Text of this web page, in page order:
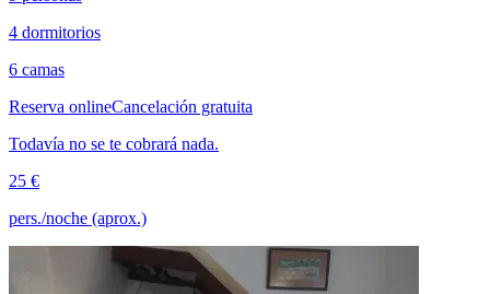
4 dormitorios
6 camas
Reserva onlineCancelación gratuita
Todavía no se te cobrará nada.
25 €
pers./noche (aprox.)